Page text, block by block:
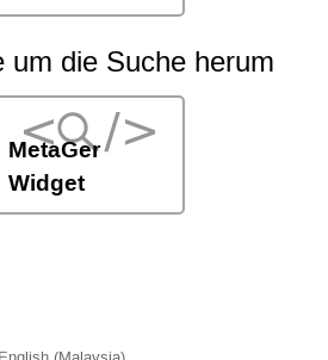
um die Suche herum
MetaGer
Widget